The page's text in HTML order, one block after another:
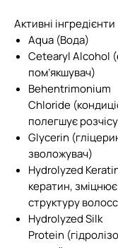
Активні інгредієнти
Aqua (Вода)
Cetearyl Alcohol
пом’якшувач)
Behentrimonium
Chloride
полегшує
Glycerin
зволожувач)
Hydrolyzed
кератин,
структуру
Hydrolyzed Silk
Protein